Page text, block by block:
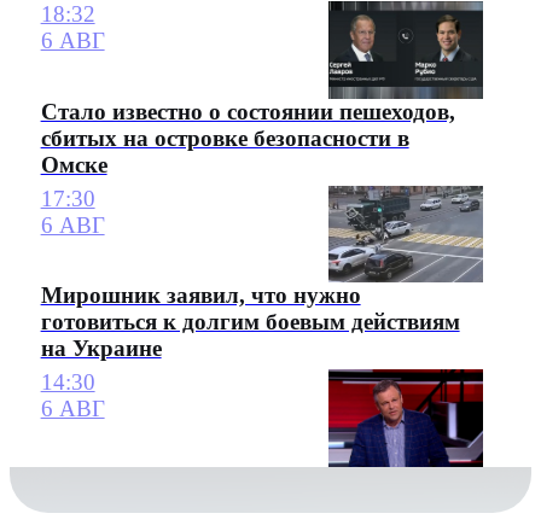
18:32
6 АВГ
Стало известно о состоянии пешеходов,
сбитых на островке безопасности в
Омске
17:30
6 АВГ
Мирошник заявил, что нужно
готовиться к долгим боевым действиям
на Украине
14:30
6 АВГ